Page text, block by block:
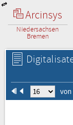
Arcinsys
Niedersachsen
Bremen
von